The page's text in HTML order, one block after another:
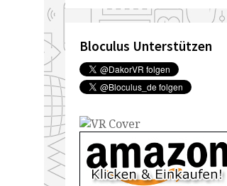
Bloculus Unterstützen